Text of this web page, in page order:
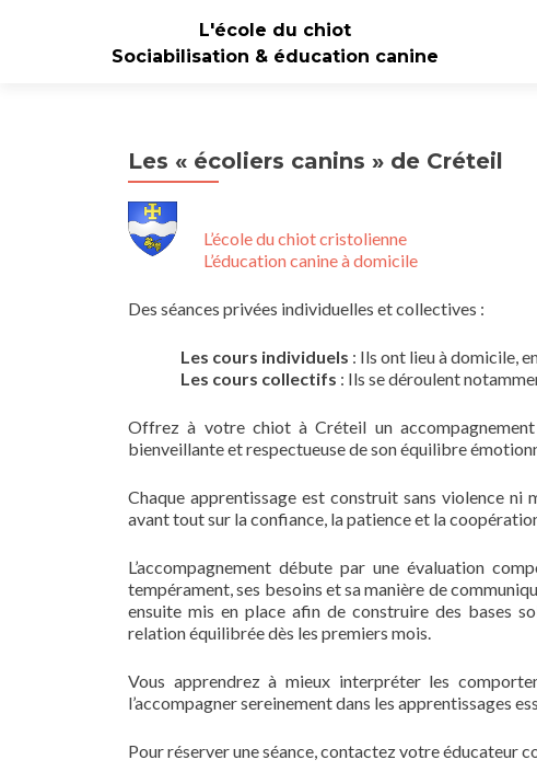
L'école du chiot
Sociabilisation & éducation canine
Les « écoliers canins » de Créteil
L’école du chiot cristolienne
L’éducation canine à domicile
Des séances privées individuelles et collectives :
Les cours individuels : Ils ont lieu à domicile,
Les cours collectifs : Ils se déroulent
Offrez à votre chiot à Créteil un
bienveillante et respectueuse de son équilibre
Chaque apprentissage est construit sans violence
avant tout sur la confiance, la patience et la
L’accompagnement débute par une évaluation
tempérament, ses besoins et sa manière de
ensuite mis en place afin de construire des bases
relation équilibrée dès les premiers mois.
Vous apprendrez à mieux interpréter les
l’accompagner sereinement dans les apprentissages
Pour réserver une séance, contactez votre éducateur